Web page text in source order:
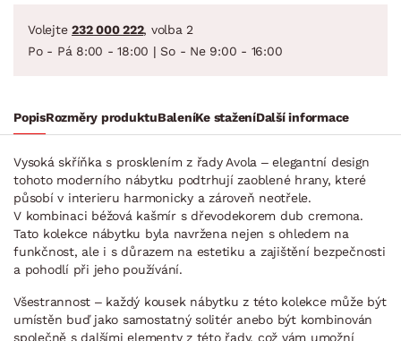
Volejte 232 000 222, volba 2
Po - Pá 8:00 - 18:00 | So - Ne 9:00 - 16:00
PopisRozměry produktuBaleníKe staženíDalší informace
Vysoká skříňka s prosklením z řady Avola – elegantní design
tohoto moderního nábytku podtrhují zaoblené hrany, které
působí v interieru harmonicky a zároveň neotřele.
V kombinaci béžová kašmír s dřevodekorem dub cremona.
Tato kolekce nábytku byla navržena nejen s ohledem na
funkčnost, ale i s důrazem na estetiku a zajištění bezpečnosti
a pohodlí při jeho používání.
Všestrannost – každý kousek nábytku z této kolekce může být
umístěn buď jako samostatný solitér anebo být kombinován
společně s dalšími elementy z této řady, což vám umožní